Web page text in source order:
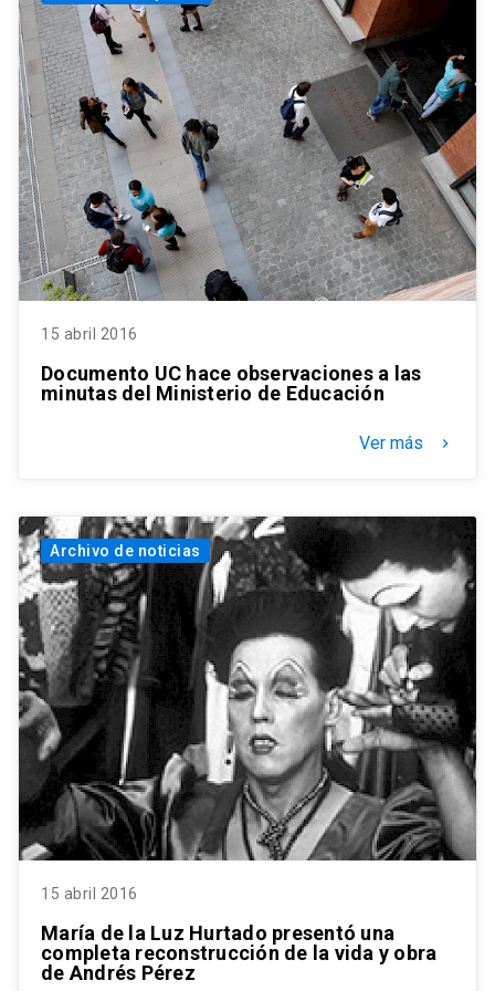
15 abril 2016
Documento UC hace observaciones a las
minutas del Ministerio de Educación
Ver más keyboard_arrow_right
Archivo de noticias
15 abril 2016
María de la Luz Hurtado presentó una
completa reconstrucción de la vida y obra
de Andrés Pérez